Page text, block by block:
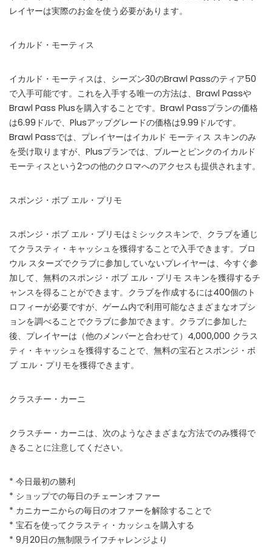
🎁Limited-time game codes
🏆 Steam Games Giveaways
🚫Zero Ads • Zero Spam
No promotions, no junk — just pure gaming content
📲Instant Telegram Delivery
Everything arrives directly — faster than websites or email
🔒Members-Only Content
🌍Global Community
レイヤーは実際のお金を使う必要があります。
イカルド・モーティス
イカルド・モーティスは、シーズン30のBrawl Passのティア50
で入手可能です。これを入手する唯一の方法は、Brawl Passや
Brawl Pass Plusを購入することです。Brawl Passプランの価格
は6.99ドルで、Plusアップグレードの価格は9.99ドルです。
Brawl Passでは、プレイヤーはイカルド モーティス スキンのみ
を受け取りますが、Plusプランでは、ブルーとピンクのイカルド
モーティスという2つの他のクロマへのアクセスも提供されます。
スポンジ・ボブ エル・プリモ
スポンジ・ボブ エル・プリモはミシックスキンで、クラブを通じ
てクラスティ・キャッシュを獲得することで入手できます。ブロ
ウル スターズでクラブに参加していないプレイヤーは、今すぐ参
加して、無料のスポンジ・ボブ エル・プリモ スキンを獲得するチ
ャンスを得ることができます。クラブを作成するには400個のト
ロフィーが必要ですが、ゲーム内で利用可能なさまざまなオプシ
ョンを調べることでクラブに参加できます。クラブに参加した
後、プレイヤーは（他のメンバーと合わせて）4,000,000 クラス
ティ・キャッシュを獲得することで、無料の宝石とスポンジ・ボ
ブ エル・プリモを獲得できます。
クラスチー・カーニ
クラスチー・カーニは、次のようなさまざまな方法でのみ獲得で
きることに注意してください。
* 今日最初の勝利
* ショップでの毎日のチェーンオファー
* カニカーニからの毎日のオファーを解除することで
* 宝石を使ってクラスティ・カッシュを購入する
* 9月20日の無制限ライフチャレンジより